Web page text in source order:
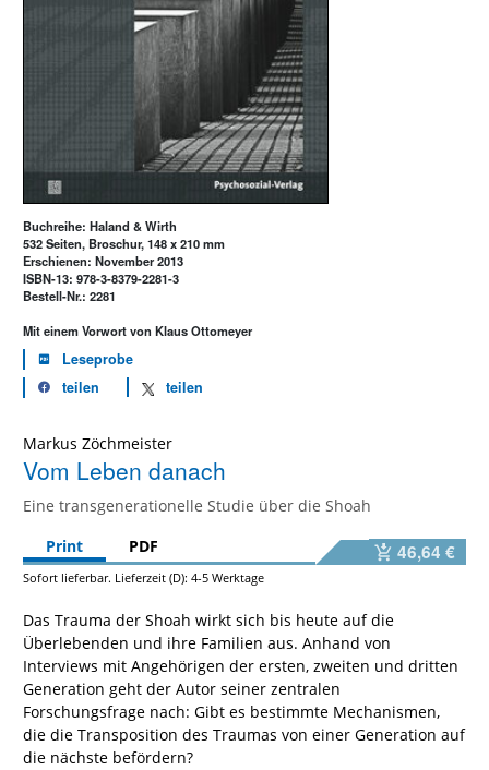
Buchreihe: Haland & Wirth
532 Seiten, Broschur, 148 x 210 mm
Erschienen: November 2013
ISBN-13: 978-3-8379-2281-3
Bestell-Nr.: 2281
Mit einem Vorwort von Klaus Ottomeyer
Leseprobe
teilen
teilen
Markus Zöchmeister
Vom Leben danach
Eine transgenerationelle Studie über die Shoah
Print
PDF 46,64 €
Sofort lieferbar. Lieferzeit (D): 4-5 Werktage
Das Trauma der Shoah wirkt sich bis heute auf die
Überlebenden und ihre Familien aus. Anhand von
Interviews mit Angehörigen der ersten, zweiten und dritten
Generation geht der Autor seiner zentralen
Forschungsfrage nach: Gibt es bestimmte Mechanismen,
die die Transposition des Traumas von einer Generation auf
die nächste befördern?